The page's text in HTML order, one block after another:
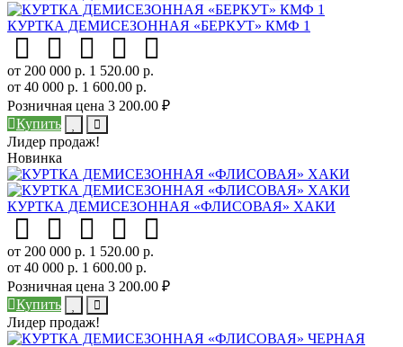
КУРТКА ДЕМИСЕЗОННАЯ «БЕРКУТ» КМФ 1
от 200 000 р. 1 520.00 р.
от 40 000 р. 1 600.00 р.
Розничная цена 3 200.00 ₽
Купить
Лидер продаж!
Новинка
КУРТКА ДЕМИСЕЗОННАЯ «ФЛИСОВАЯ» ХАКИ
от 200 000 р. 1 520.00 р.
от 40 000 р. 1 600.00 р.
Розничная цена 3 200.00 ₽
Купить
Лидер продаж!